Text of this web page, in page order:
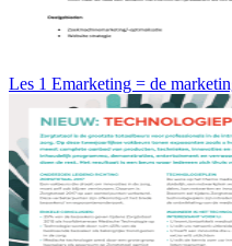
Les 1 Emarketing = de